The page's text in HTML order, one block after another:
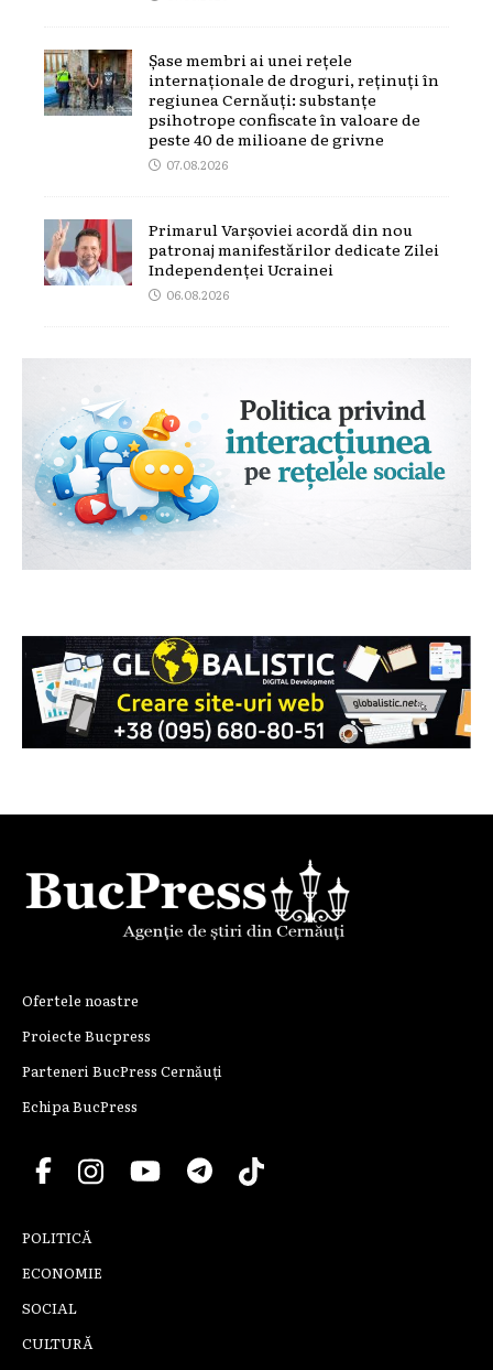
Șase membri ai unei rețele
internaționale de droguri, reținuți în
regiunea Cernăuți: substanțe
psihotrope confiscate în valoare de
peste 40 de milioane de grivne
07.08.2026
Primarul Varșoviei acordă din nou
patronaj manifestărilor dedicate Zilei
Independenței Ucrainei
06.08.2026
Ofertele noastre
Proiecte Bucpress
Parteneri BucPress Cernăuți
Echipa BucPress
POLITICĂ
ECONOMIE
SOCIAL
CULTURĂ